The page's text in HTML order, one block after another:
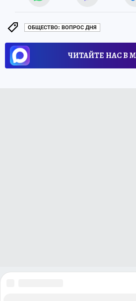
ОБЩЕСТВО: ВОПРОС ДНЯ
ЧИТАЙТЕ НАС В